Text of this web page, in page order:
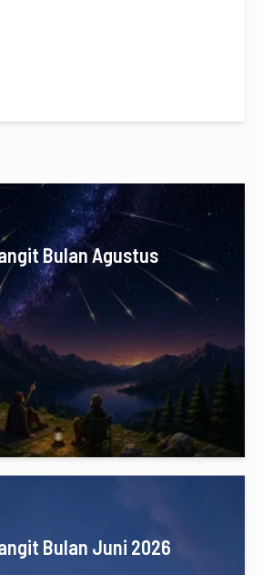
Bulan Agustus
Bulan Juni 2026